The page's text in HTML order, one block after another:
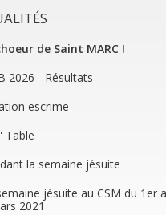
de Saint MARC !
2026 - Résultats
escrime
Table
la semaine jésuite
jésuite au CSM du 1er
2021